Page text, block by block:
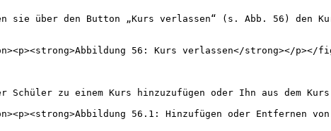
sie über den Button „Kurs verlassen“ (s. Abb. 56) den
56: Kurs verlassen</strong></p></
zu einem Kurs hinzuzufügen oder Ihn aus dem
56.1: Hinzufügen oder Entfernen